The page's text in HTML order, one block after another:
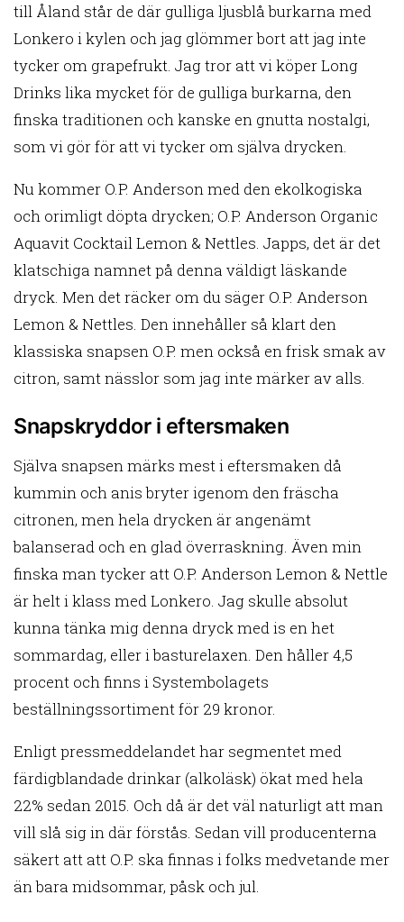
till Åland står de där gulliga ljusblå burkarna med
Lonkero i kylen och jag glömmer bort att jag inte
tycker om grapefrukt. Jag tror att vi köper Long
Drinks lika mycket för de gulliga burkarna, den
finska traditionen och kanske en gnutta nostalgi,
som vi gör för att vi tycker om själva drycken.
Nu kommer O.P. Anderson med den ekolkogiska
och orimligt döpta drycken; O.P. Anderson Organic
Aquavit Cocktail Lemon & Nettles. Japps, det är det
klatschiga namnet på denna väldigt läskande
dryck. Men det räcker om du säger O.P. Anderson
Lemon & Nettles. Den innehåller så klart den
klassiska snapsen O.P. men också en frisk smak av
citron, samt nässlor som jag inte märker av alls.
Snapskryddor i eftersmaken
Själva snapsen märks mest i eftersmaken då
kummin och anis bryter igenom den fräscha
citronen, men hela drycken är angenämt
balanserad och en glad överraskning. Även min
finska man tycker att O.P. Anderson Lemon & Nettle
är helt i klass med Lonkero. Jag skulle absolut
kunna tänka mig denna dryck med is en het
sommardag, eller i basturelaxen. Den håller 4,5
procent och finns i Systembolagets
beställningssortiment för 29 kronor.
Enligt pressmeddelandet har segmentet med
färdigblandade drinkar (alkoläsk) ökat med hela
22% sedan 2015. Och då är det väl naturligt att man
vill slå sig in där förstås. Sedan vill producenterna
säkert att att O.P. ska finnas i folks medvetande mer
än bara midsommar, påsk och jul.